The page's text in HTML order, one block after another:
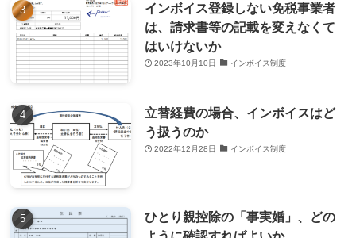
インボイス登録しない免税事業者
は、請求書等の記載を変えなくて
はいけないか
2023年10月10日 インボイス制度
立替経費の場合、インボイスはど
う扱うのか
2022年12月28日 インボイス制度
ひとり親控除の「事実婚」、どの